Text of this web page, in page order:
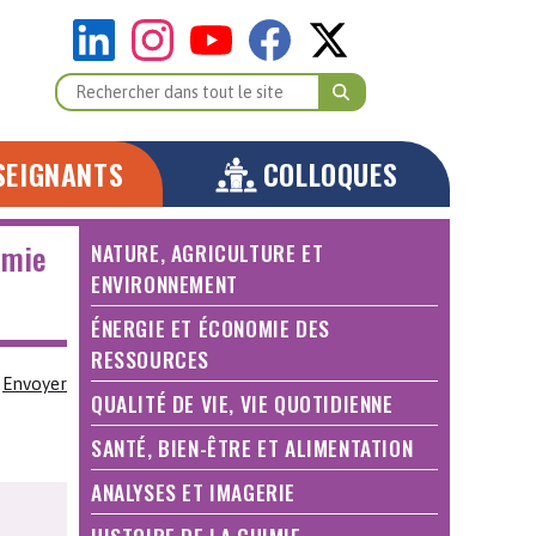
COLLOQUES
Envoyer
NATURE, AGRICULTURE ET
ENVIRONNEMENT
ÉNERGIE ET ÉCONOMIE DES
RESSOURCES
QUALITÉ DE VIE, VIE QUOTIDIENNE
SANTÉ, BIEN-ÊTRE ET ALIMENTATION
ANALYSES ET IMAGERIE